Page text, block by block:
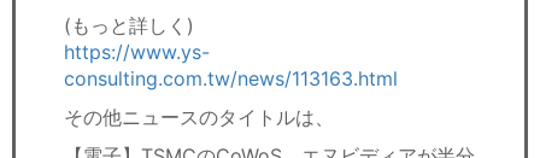
(もっと詳しく)
https://www.ys-
consulting.com.tw/news/113163.html
その他ニュースのタイトルは、